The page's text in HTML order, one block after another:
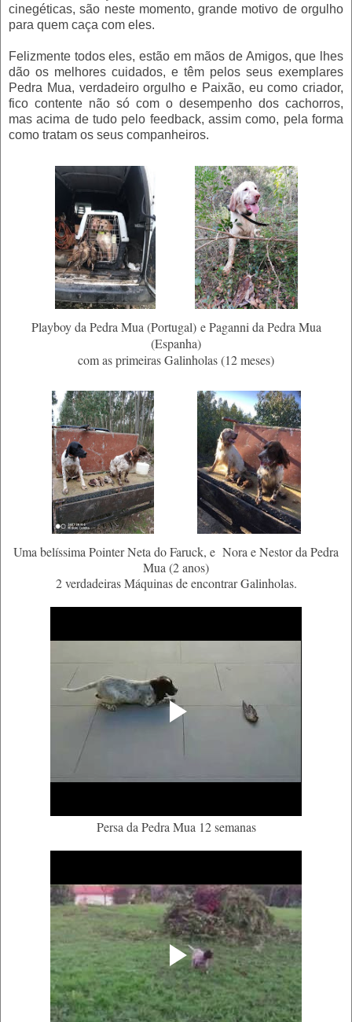
cinegéticas, são neste momento, grande motivo de orgulho
para quem caça com eles.
Felizmente todos eles, estão em mãos de Amigos, que lhes
dão os melhores cuidados, e têm pelos seus exemplares
Pedra Mua, verdadeiro orgulho e Paixão, eu como criador,
fico contente não só com o desempenho dos cachorros,
mas acima de tudo pelo feedback, assim como, pela forma
como tratam os seus companheiros.
Playboy da Pedra Mua (Portugal) e Paganni da Pedra Mua
(Espanha)
com as primeiras Galinholas (12 meses)
Uma belíssima Pointer Neta do Faruck, e Nora e Nestor da Pedra
Mua (2 anos)
2 verdadeiras Máquinas de encontrar Galinholas.
Persa da Pedra Mua 12 semanas